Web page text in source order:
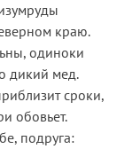
краю.
одиноки
дикий мед.
сроки,
обовьет.
подруга: